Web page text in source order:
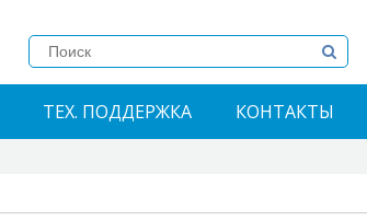
ТЕХ. ПОДДЕРЖКА КОНТАКТЫ